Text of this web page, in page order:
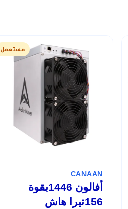
مستعمل
CANAAN
أفالون 1446بقوة
156تيرا هاش